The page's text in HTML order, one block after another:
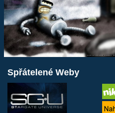
Spřátelené Weby